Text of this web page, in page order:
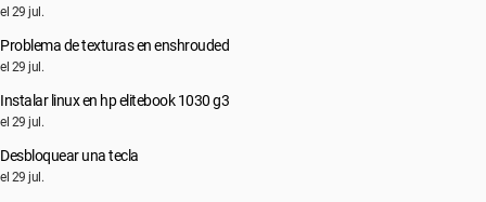
el 29 jul.
Problema de texturas en enshrouded
el 29 jul.
Instalar linux en hp elitebook 1030 g3
el 29 jul.
Desbloquear una tecla
el 29 jul.